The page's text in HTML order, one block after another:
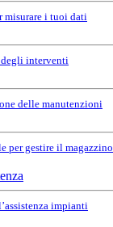
misurare i tuoi dati
interventi
delle manutenzioni
per gestire il magazzino
impianti